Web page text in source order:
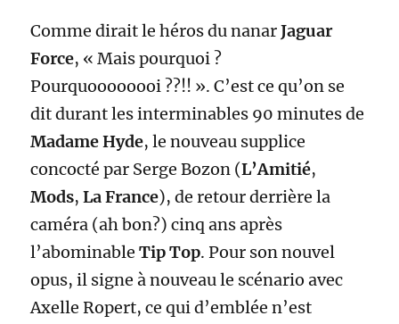
Comme dirait le héros du nanarJaguar
Force, « Mais pourquoi ?
Pourquoooooooi ??!! ». C’est ce qu’on se
dit durant les interminables 90 minutes de
Madame Hyde, le nouveau supplice
concocté par Serge Bozon (L’Amitié,
Mods,La France), de retour derrière la
caméra (ah bon?) cinq ans après
l’abominableTip Top. Pour son nouvel
opus, il signe à nouveau le scénario avec
Axelle Ropert, ce qui d’emblée n’est